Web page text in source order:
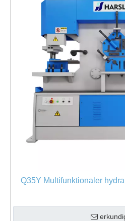
Q35Y Multifunktionaler